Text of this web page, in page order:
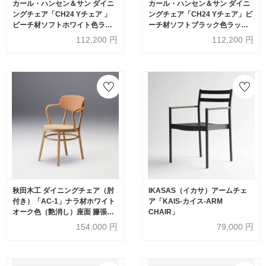
カール・ハンセン＆サン ダイニ
ングチェア「CH24 Yチェア 」
ビーチ材ソフトホワイト色ラッ
カー塗装【受注生産品】112,200 円
カール・ハンセン＆サン ダイニ
ングチェア「CH24 Yチェア」ビ
ーチ材ソフトブラック色ラッカ
ー塗装【受注生産品】112,200 円
秋田木工 ダイニングチェア（肘
付き）「AC-1」ナラ材ホワイト
オーク色（艶消し）座面 籐張り
背もたれ 革ライトブラウン色
154,000 円
IKASAS（イカサ）アームチェ
ア「KAIS-カイス-ARM
CHAIR」
79,000 円